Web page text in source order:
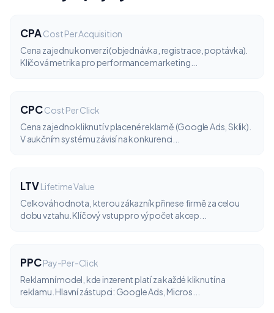
CPACost Per Acquisition
Cena za jednu konverzi (objednávka, registrace, poptávka).
Klíčová metrika pro performance marketing...
CPCCost Per Click
Cena za jedno kliknutí v placené reklamě (Google Ads, Sklik).
V aukčním systému závisí na konkurenci...
LTVLifetime Value
Celková hodnota, kterou zákazník přinese firmě za celou
dobu vztahu. Klíčový vstup pro výpočet akcep...
PPCPay-Per-Click
Reklamní model, kde inzerent platí za každé kliknutí na
reklamu. Hlavní zástupci: Google Ads, Micros...